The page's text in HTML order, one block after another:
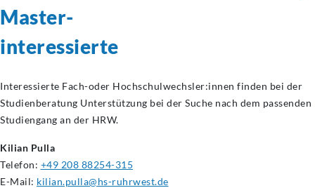
Master-
interessierte
Interessierte Fach-oder Hochschulwechsler:innen finden bei der
Studienberatung Unterstützung bei der Suche nach dem passenden
Studiengang an der HRW.
Kilian Pulla
Telefon: +49 208 88254-315
E-Mail: kilian.pulla@hs-ruhrwest.de